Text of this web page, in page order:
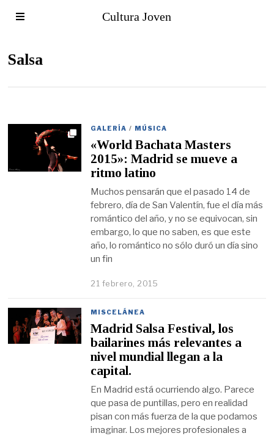
Cultura Joven
Salsa
GALERÍA / MÚSICA
«World Bachata Masters
2015»: Madrid se mueve a
ritmo latino
Muchos pensarán que el pasado 14 de
febrero, día de San Valentín, fue el día más
romántico del año, y no se equivocan, sin
embargo, lo que no saben, es que este
año, lo romántico no sólo duró un día sino
un fin
21 febrero, 2015
MISCELÁNEA
Madrid Salsa Festival, los
bailarines más relevantes a
nivel mundial llegan a la
capital.
En Madrid está ocurriendo algo. Parece
que pasa de puntillas, pero en realidad
pisan con más fuerza de la que podamos
imaginar. Los mejores profesionales a